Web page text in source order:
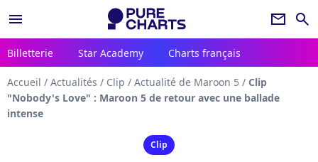
menu newsletter search
Billetterie Star Academy Charts français
Accueil / Actualités / Clip / Actualité de Maroon 5 / Clip
"Nobody's Love" : Maroon 5 de retour avec une ballade
intense
Clip